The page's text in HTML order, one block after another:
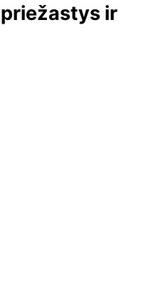
ir